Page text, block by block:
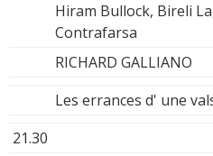
Hiram Bullock, Bireli
Contrafarsa
RICHARD GALLIANO
Les errances d' une
21.30